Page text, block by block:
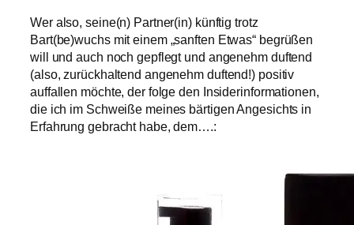
Wer also, seine(n) Partner(in) künftig trotz
Bart(be)wuchs mit einem „sanften Etwas“ begrüßen
will und auch noch gepflegt und angenehm duftend
(also, zurückhaltend angenehm duftend!) positiv
auffallen möchte, der folge den Insiderinformationen,
die ich im Schweiße meines bärtigen Angesichts in
Erfahrung gebracht habe, dem….: